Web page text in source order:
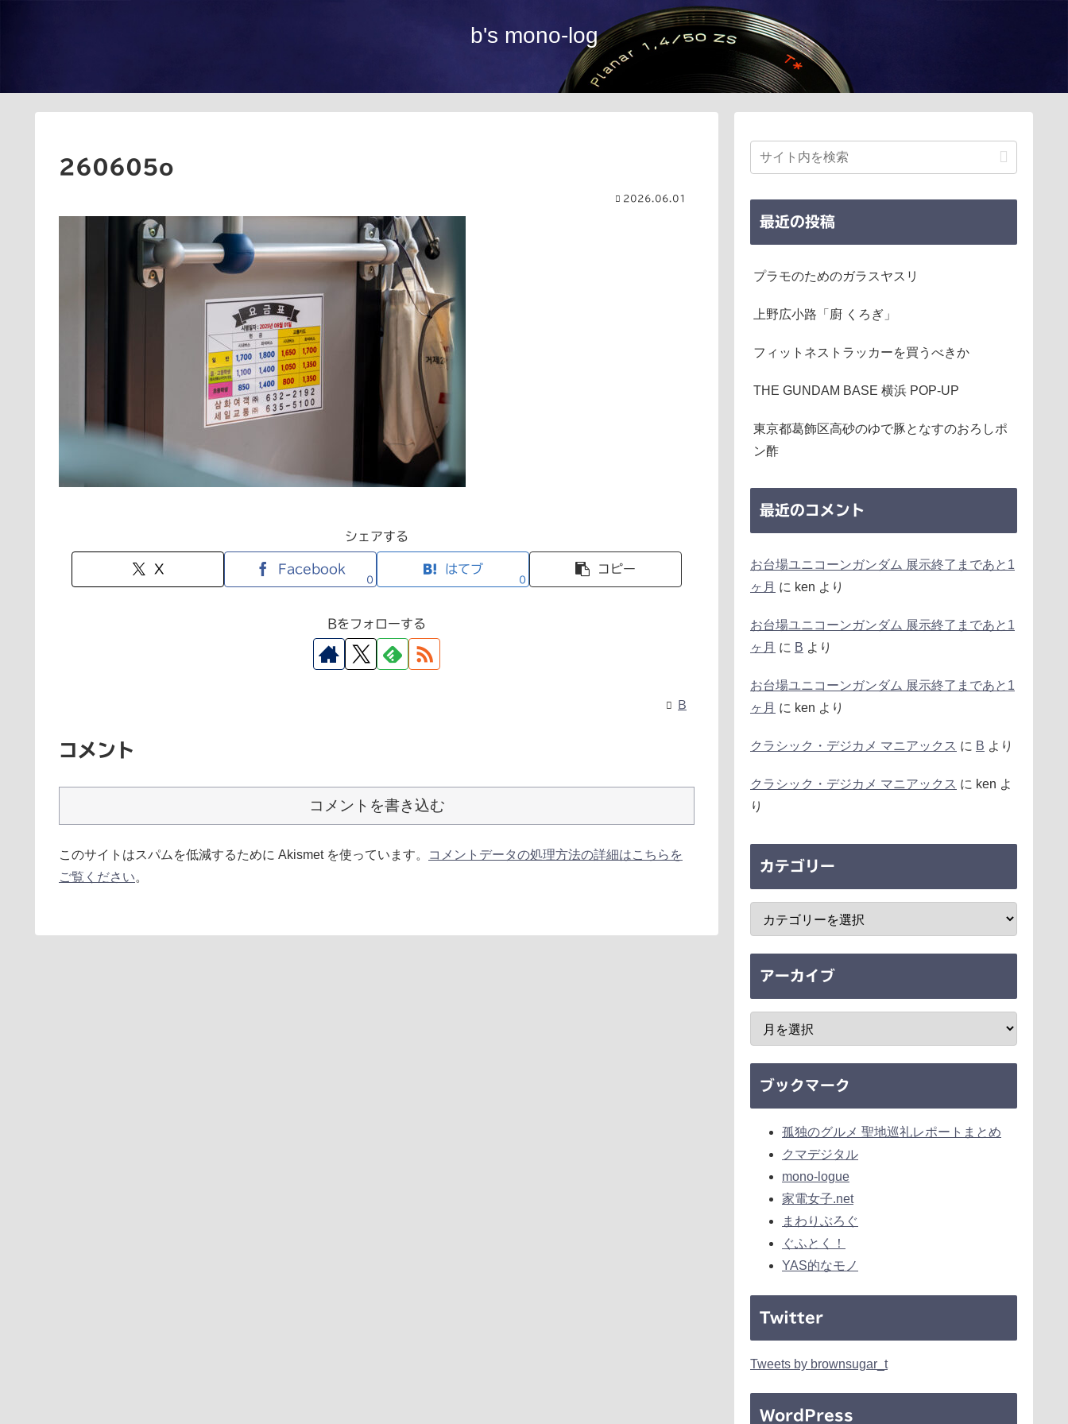
b's mono-log
260605o
2026.06.01
シェアする
X Facebook
0
はてブ
0
コピー
Bをフォローする
B
コメント
コメントを書き込む
このサイトはスパムを低減するために Akismet を使っています。
コメントデータの処理方法の詳細はこちらを
ご覧ください。
最近の投稿
プラモのためのガラスヤスリ
上野広小路「廚 くろぎ」
フィットネストラッカーを買うべきか
THE GUNDAM BASE 横浜 POP-UP
東京都葛飾区高砂のゆで豚となすのおろしポ
ン酢
最近のコメント
お台場ユニコーンガンダム 展示終了まであと1
ヶ月 に ken より
お台場ユニコーンガンダム 展示終了まであと1
ヶ月 に B より
お台場ユニコーンガンダム 展示終了まであと1
ヶ月 に ken より
クラシック・デジカメ マニアックス に B より
クラシック・デジカメ マニアックス に ken よ
り
カテゴリー
アーカイブ
ブックマーク
孤独のグルメ 聖地巡礼レポートまとめ
クマデジタル
mono-logue
家電女子.net
まわりぶろぐ
ぐふとく！
YAS的なモノ
Twitter
Tweets by brownsugar_t
WordPress